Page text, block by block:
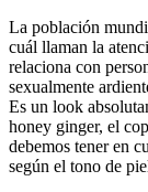
La población
cuál llaman la
relaciona con
sexualmente
Es un look
honey ginger, el
debemos tener en
según el tono de